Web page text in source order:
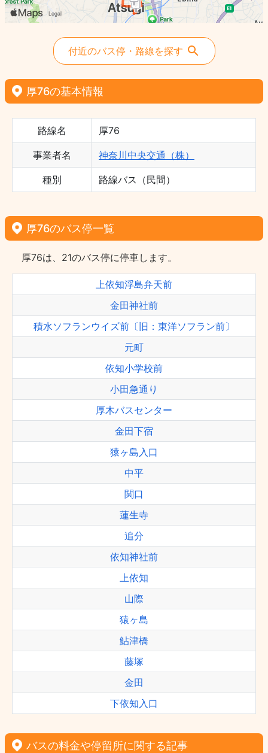
付近のバス停・路線を探す
厚76の基本情報
路線名 厚76
事業者名 神奈川中央交通（株）
種別 路線バス（民間）
厚76のバス停一覧
厚76は、21のバス停に停車します。
上依知浮島弁天前
金田神社前
積水ソフランウイズ前〔旧：東洋ソフラン前〕
元町
依知小学校前
小田急通り
厚木バスセンター
金田下宿
猿ヶ島入口
中平
関口
蓮生寺
追分
依知神社前
上依知
山際
猿ヶ島
鮎津橋
藤塚
金田
下依知入口
バスの料金や停留所に関する記事